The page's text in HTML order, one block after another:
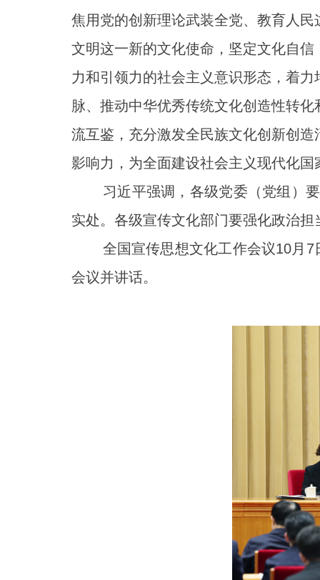
焦用党的创新理论武装全党、教育人
文明这一新的文化使命，坚定文化自
力和引领力的社会主义意识形态，着
脉、推动中华优秀传统文化创造性转
流互鉴，充分激发全民族文化创新创
影响力，为全面建设社会主义现代化
习近平强调，各级党委（党组）要
实处。各级宣传文化部门要强化政治
全国宣传思想文化工作会议10月7
会议并讲话。